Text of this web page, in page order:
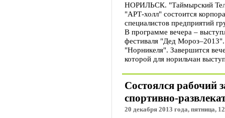
НОРИЛЬСК. "Таймырский
"АРТ-холл" состоится
специалистов предприятий
В программе вечера –
фестиваля "Дед
"Норникеля". Завершится
которой для норильчан
Состоялся рабочий
спортивно-
20 декабря 2013 года, пятница,